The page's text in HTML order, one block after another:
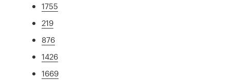
1755
219
876
1426
1669